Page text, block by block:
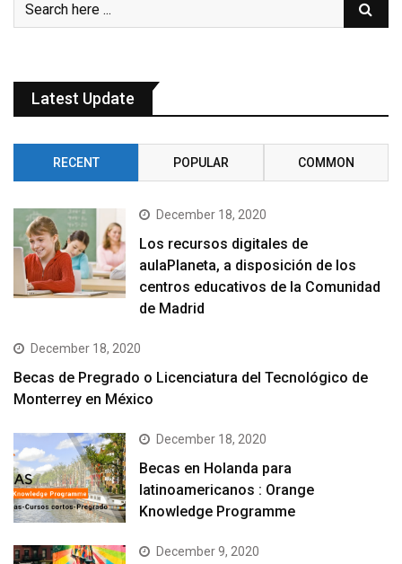
Latest Update
RECENT POPULAR COMMON
December 18, 2020
Los recursos digitales de
aulaPlaneta, a disposición de los
centros educativos de la Comunidad
de Madrid
December 18, 2020
Becas de Pregrado o Licenciatura del Tecnológico de
Monterrey en México
December 18, 2020
Becas en Holanda para
latinoamericanos : Orange
Knowledge Programme
December 9, 2020